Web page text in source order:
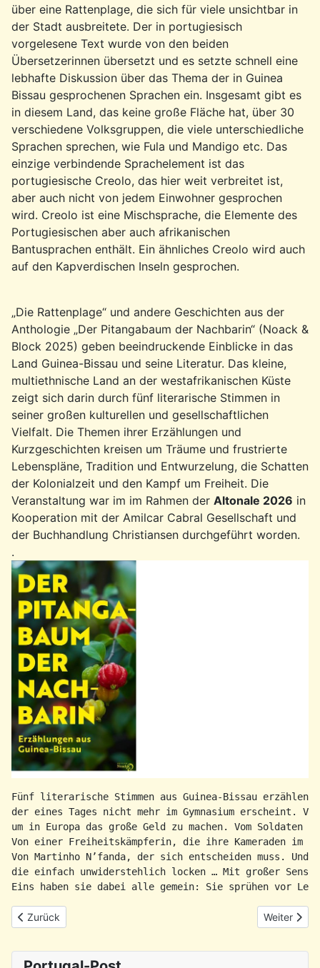
über eine Rattenplage, die sich für viele unsichtbar in
der Stadt ausbreitete. Der in portugiesisch
vorgelesene Text wurde von den beiden
Übersetzerinnen übersetzt und es setzte schnell eine
lebhafte Diskussion über das Thema der in Guinea
Bissau gesprochenen Sprachen ein. Insgesamt gibt es
in diesem Land, das keine große Fläche hat, über 30
verschiedene Volksgruppen, die viele unterschiedliche
Sprachen sprechen, wie Fula und Mandigo etc. Das
einzige verbindende Sprachelement ist das
portugiesische Creolo, das hier weit verbreitet ist,
aber auch nicht von jedem Einwohner gesprochen
wird. Creolo ist eine Mischsprache, die Elemente des
Portugiesischen aber auch afrikanischen
Bantusprachen enthält. Ein ähnliches Creolo wird auch
auf den Kapverdischen Inseln gesprochen.
„Die Rattenplage“ und andere Geschichten aus der
Anthologie „Der Pitangabaum der Nachbarin“ (Noack &
Block 2025) geben beeindruckende Einblicke in das
Land Guinea-Bissau und seine Literatur. Das kleine,
multiethnische Land an der westafrikanischen Küste
zeigt sich darin durch fünf literarische Stimmen in
seiner großen kulturellen und gesellschaftlichen
Vielfalt. Die Themen ihrer Erzählungen und
Kurzgeschichten kreisen um Träume und frustrierte
Lebenspläne, Tradition und Entwurzelung, die Schatten
der Kolonialzeit und den Kampf um Freiheit. Die
Veranstaltung war im im Rahmen der Altonale 2026 in
Kooperation mit der Amilcar Cabral Gesellschaft und
der Buchhandlung Christiansen durchgeführt worden.
.
Fünf literarische Stimmen aus Guinea-Bissau
der eines Tages nicht mehr im Gymnasium erscheint.
um in Europa das große Geld zu machen. Vom
Von einer Freiheitskämpferin, die ihre Kameraden im
Von Martinho N’fanda, der sich entscheiden muss.
die einfach unwiderstehlich locken … Mit großer
Eins haben sie dabei alle gemein: Sie sprühen vor
Vorheriger Beitrag: Rückblick: PHG-Sardinhada 2026
Zurück Nächster
Weiter